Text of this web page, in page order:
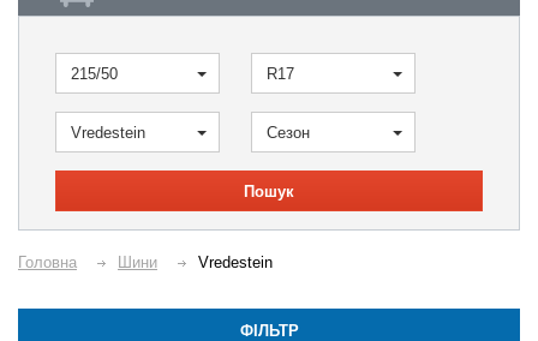
215/50 R17
Vredestein Сезон
Пошук
Головна Шини Vredestein
ФІЛЬТР